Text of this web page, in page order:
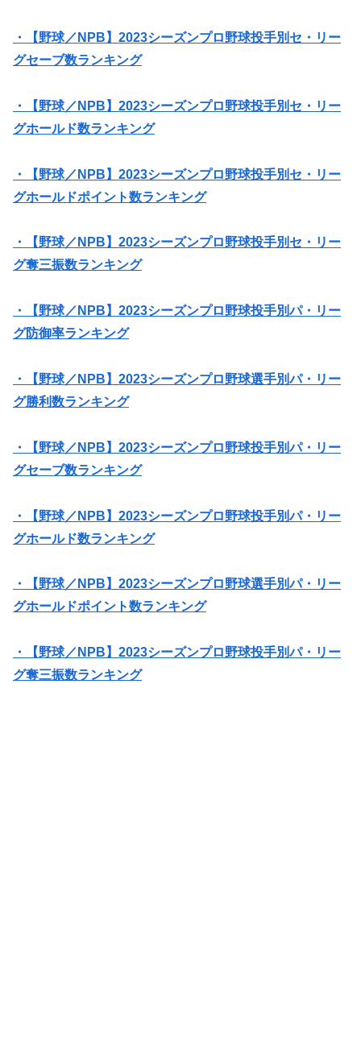
・【野球／NPB】2023シーズンプロ野球投手別セ・リー
グセーブ数ランキング
・【野球／NPB】2023シーズンプロ野球投手別セ・リー
グホールド数ランキング
・【野球／NPB】2023シーズンプロ野球投手別セ・リー
グホールドポイント数ランキング
・【野球／NPB】2023シーズンプロ野球投手別セ・リー
グ奪三振数ランキング
・【野球／NPB】2023シーズンプロ野球投手別パ・リー
グ防御率ランキング
・【野球／NPB】2023シーズンプロ野球選手別パ・リー
グ勝利数ランキング
・【野球／NPB】2023シーズンプロ野球投手別パ・リー
グセーブ数ランキング
・【野球／NPB】2023シーズンプロ野球投手別パ・リー
グホールド数ランキング
・【野球／NPB】2023シーズンプロ野球選手別パ・リー
グホールドポイント数ランキング
・【野球／NPB】2023シーズンプロ野球投手別パ・リー
グ奪三振数ランキング